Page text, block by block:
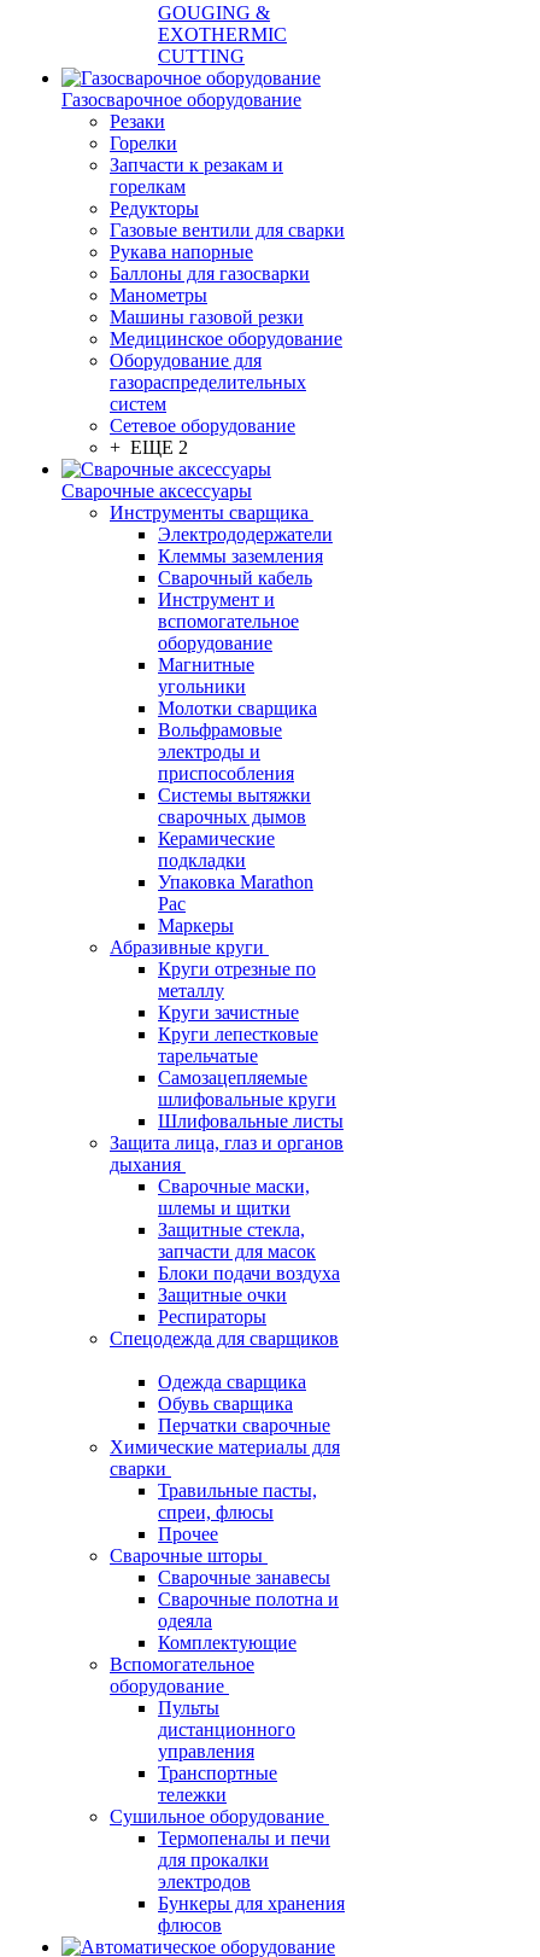
GOUGING &
EXOTHERMIC
CUTTING
Газосварочное оборудование
Резаки
Горелки
Запчасти к резакам и
горелкам
Редукторы
Газовые вентили для сварки
Рукава напорные
Баллоны для газосварки
Манометры
Машины газовой резки
Медицинское оборудование
Оборудование для
газораспределительных
систем
Сетевое оборудование
+ ЕЩЕ 2
Сварочные аксессуары
Инструменты сварщика
Электрододержатели
Клеммы заземления
Сварочный кабель
Инструмент и
вспомогательное
оборудование
Магнитные
угольники
Молотки сварщика
Вольфрамовые
электроды и
приспособления
Системы вытяжки
сварочных дымов
Керамические
подкладки
Упаковка Marathon
Pac
Маркеры
Абразивные круги
Круги отрезные по
металлу
Круги зачистные
Круги лепестковые
тарельчатые
Самозацепляемые
шлифовальные круги
Шлифовальные листы
Защита лица, глаз и органов
дыхания
Сварочные маски,
шлемы и щитки
Защитные стекла,
запчасти для масок
Блоки подачи воздуха
Защитные очки
Респираторы
Спецодежда для сварщиков
Одежда сварщика
Обувь сварщика
Перчатки сварочные
Химические материалы для
сварки
Травильные пасты,
спреи, флюсы
Прочее
Сварочные шторы
Сварочные занавесы
Сварочные полотна и
одеяла
Комплектующие
Вспомогательное
оборудование
Пульты
дистанционного
управления
Транспортные
тележки
Сушильное оборудование
Термопеналы и печи
для прокалки
электродов
Бункеры для хранения
флюсов